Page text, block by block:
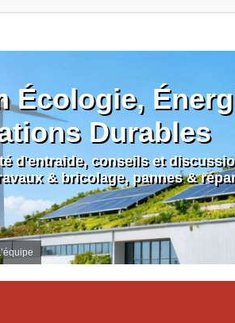
Écologie,
Durables
d'entraide, conseils et
& bricolage, pannes &